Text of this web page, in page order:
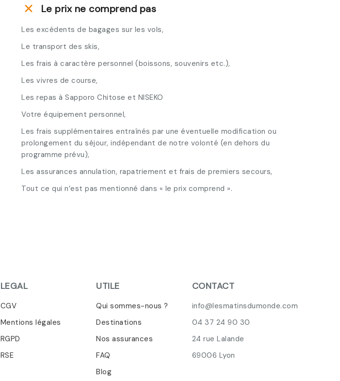
Le prix ne comprend pas
Les excédents de bagages sur les vols,
Le transport des skis,
Les frais à caractère personnel (boissons, souvenirs etc.),
Les vivres de course,
Les repas à Sapporo Chitose et NISEKO
Votre équipement personnel,
Les frais supplémentaires entraînés par une éventuelle modification ou
prolongement du séjour, indépendant de notre volonté (en dehors du
programme prévu),
Les assurances annulation, rapatriement et frais de premiers secours,
Tout ce qui n’est pas mentionné dans « le prix comprend ».
LEGAL
CGV
Mentions légales
RGPD
RSE
UTILE
Qui sommes-nous ?
Destinations
Nos assurances
FAQ
Blog
CONTACT
info@lesmatinsdumonde.com
04 37 24 90 30
24 rue Lalande
69006 Lyon